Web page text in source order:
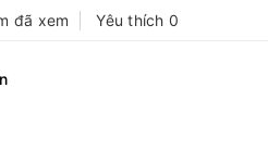
đã xem Yêu thích 0